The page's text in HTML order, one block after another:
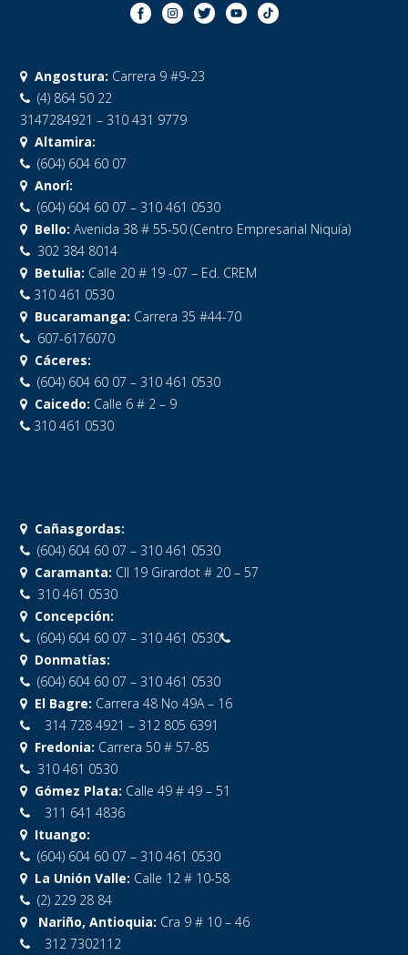
Angostura: Carrera 9 #9-23
(4) 864 50 22
3147284921 – 310 431 9779
Altamira:
(604) 604 60 07
Anorí:
(604) 604 60 07 – 310 461 0530
Bello: Avenida 38 # 55-50 (Centro Empresarial Niquía)
302 384 8014
Betulia: Calle 20 # 19 -07 – Ed. CREM
310 461 0530
Bucaramanga: Carrera 35 #44-70
607-6176070
Cáceres:
(604) 604 60 07 – 310 461 0530
Caicedo: Calle 6 # 2 – 9
310 461 0530
Cañasgordas:
(604) 604 60 07 – 310 461 0530
Caramanta: Cll 19 Girardot # 20 – 57
310 461 0530
Concepción:
(604) 604 60 07 – 310 461 0530
Donmatías:
(604) 604 60 07 – 310 461 0530
El Bagre: Carrera 48 No 49A – 16
314 728 4921 – 312 805 6391
Fredonia: Carrera 50 # 57-85
310 461 0530
Gómez Plata: Calle 49 # 49 – 51
311 641 4836
Ituango:
(604) 604 60 07 – 310 461 0530
La Unión Valle: Calle 12 # 10-58
(2) 229 28 84
Nariño, Antioquia: Cra 9 # 10 – 46
312 7302112